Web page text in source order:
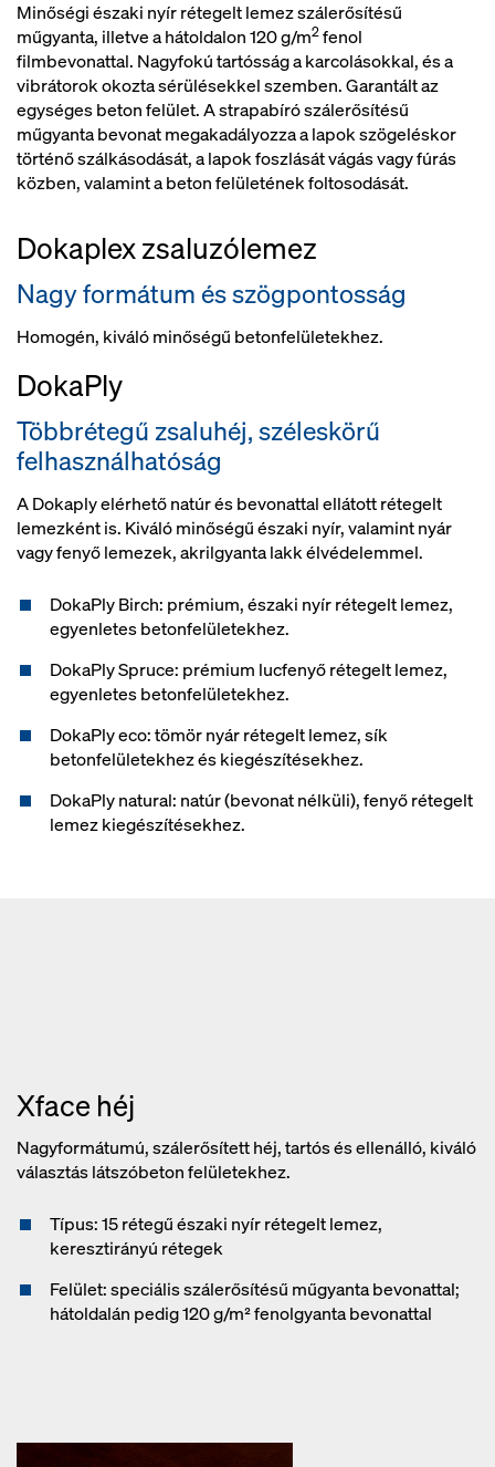
Minőségi északi nyír rétegelt lemez szálerősítésű
műgyanta, illetve a hátoldalon 120 g/m2 fenol
filmbevonattal. Nagyfokú tartósság a karcolásokkal, és a
vibrátorok okozta sérülésekkel szemben. Garantált az
egységes beton felület. A strapabíró szálerősítésű
műgyanta bevonat megakadályozza a lapok szögeléskor
történő szálkásodását, a lapok foszlását vágás vagy fúrás
közben, valamint a beton felületének foltosodását.
Dokaplex zsaluzólemez
Nagy formátum és szögpontosság
Homogén, kiváló minőségű betonfelületekhez.
DokaPly
Többrétegű zsaluhéj, széleskörű
felhasználhatóság
A Dokaply elérhető natúr és bevonattal ellátott rétegelt
lemezként is. Kiváló minőségű északi nyír, valamint nyár
vagy fenyő lemezek, akrilgyanta lakk élvédelemmel.
DokaPly Birch: prémium, északi nyír rétegelt lemez,
egyenletes betonfelületekhez.
DokaPly Spruce: prémium lucfenyő rétegelt lemez,
egyenletes betonfelületekhez.
DokaPly eco: tömör nyár rétegelt lemez, sík
betonfelületekhez és kiegészítésekhez.
DokaPly natural: natúr (bevonat nélküli), fenyő rétegelt
lemez kiegészítésekhez.
Xface héj
Nagyformátumú, szálerősített héj, tartós és ellenálló, kiváló
választás látszóbeton felületekhez.
Típus: 15 rétegű északi nyír rétegelt lemez,
keresztirányú rétegek
Felület: speciális szálerősítésű műgyanta bevonattal;
hátoldalán pedig 120 g/m² fenolgyanta bevonattal